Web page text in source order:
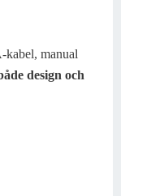
manual
design och